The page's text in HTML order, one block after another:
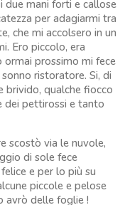
mani forti e callose
per adagiarmi tra
che mi accolsero in un
Ero piccolo, era
ormai prossimo mi fece
ristoratore. Si, di
brivido, qualche fiocco
dei pettirossi e tanto
scostò via le nuvole,
di sole fece
e per lo più su
piccole e pelose
avrò delle foglie !